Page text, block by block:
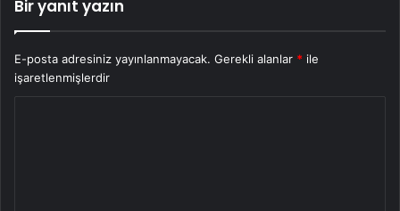
Bir yanıt yazın
E-posta adresiniz yayınlanmayacak. Gerekli alanlar * ile
işaretlenmişlerdir